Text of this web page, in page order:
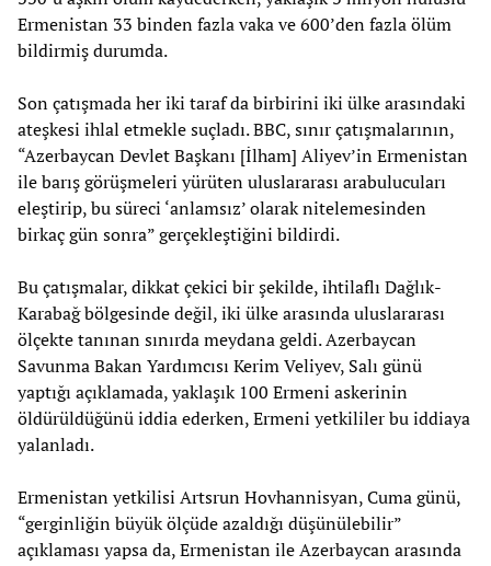
Ermenistan 33 binden fazla vaka ve 600’den fazla ölüm
bildirmiş durumda.
Son çatışmada her iki taraf da birbirini iki ülke arasındaki
ateşkesi ihlal etmekle suçladı. BBC, sınır çatışmalarının,
“Azerbaycan Devlet Başkanı [İlham] Aliyev’in Ermenistan
ile barış görüşmeleri yürüten uluslararası arabulucuları
eleştirip, bu süreci ‘anlamsız’ olarak nitelemesinden
birkaç gün sonra” gerçekleştiğini bildirdi.
Bu çatışmalar, dikkat çekici bir şekilde, ihtilaflı Dağlık-
Karabağ bölgesinde değil, iki ülke arasında uluslararası
ölçekte tanınan sınırda meydana geldi. Azerbaycan
Savunma Bakan Yardımcısı Kerim Veliyev, Salı günü
yaptığı açıklamada, yaklaşık 100 Ermeni askerinin
öldürüldüğünü iddia ederken, Ermeni yetkililer bu iddiaya
yalanladı.
Ermenistan yetkilisi Artsrun Hovhannisyan, Cuma günü,
“gerginliğin büyük ölçüde azaldığı düşünülebilir”
açıklaması yapsa da, Ermenistan ile Azerbaycan arasında